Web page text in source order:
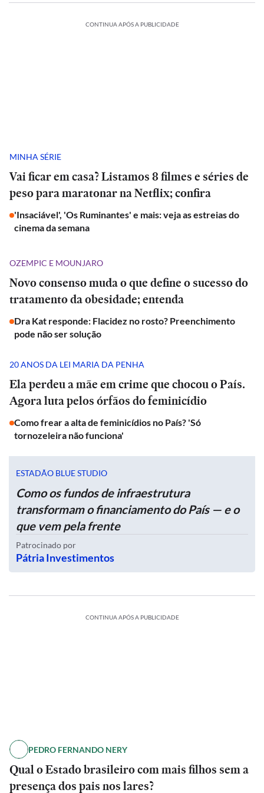
CONTINUA APÓS A PUBLICIDADE
MINHA SÉRIE
Vai ficar em casa? Listamos 8 filmes e séries de
peso para maratonar na Netflix; confira
'Insaciável', 'Os Ruminantes' e mais: veja as estreias do
cinema da semana
OZEMPIC E MOUNJARO
Novo consenso muda o que define o sucesso do
tratamento da obesidade; entenda
Dra Kat responde: Flacidez no rosto? Preenchimento
pode não ser solução
20 ANOS DA LEI MARIA DA PENHA
Ela perdeu a mãe em crime que chocou o País.
Agora luta pelos órfãos do feminicídio
Como frear a alta de feminicídios no País? 'Só
tornozeleira não funciona'
ESTADÃO BLUE STUDIO
Como os fundos de infraestrutura
transformam o financiamento do País — e o
que vem pela frente
Patrocinado por
Pátria Investimentos
CONTINUA APÓS A PUBLICIDADE
PEDRO FERNANDO NERY
Qual o Estado brasileiro com mais filhos sem a
presença dos pais nos lares?